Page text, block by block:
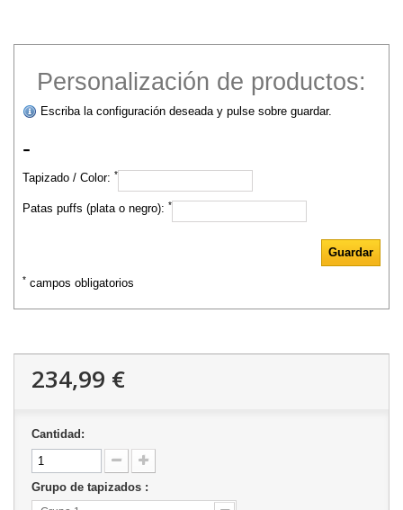
Personalización de productos:
Escriba la configuración deseada y pulse sobre guardar.
-
Tapizado / Color:*
Patas puffs (plata o negro):*
* campos obligatorios
234,99 €
Cantidad:
Grupo de tapizados :